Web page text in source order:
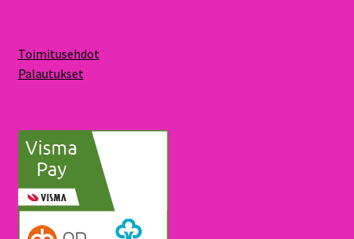
Toimitusehdot
Palautukset